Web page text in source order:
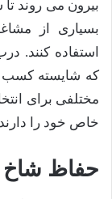
بیرون می روند
بسیاری از
استفاده کنند.
که شایسته
مختلفی برای
خاص خود را
حفاظ شاخ